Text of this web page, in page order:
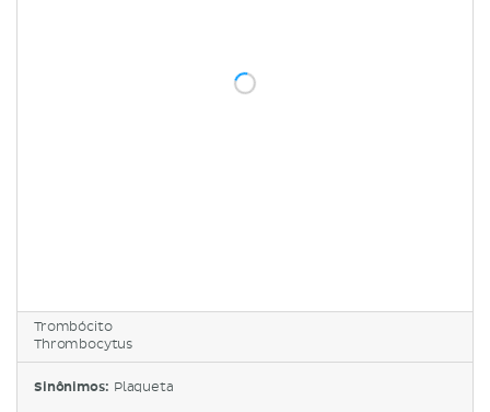
Trombócito
Thrombocytus
Sinônimos: Plaqueta